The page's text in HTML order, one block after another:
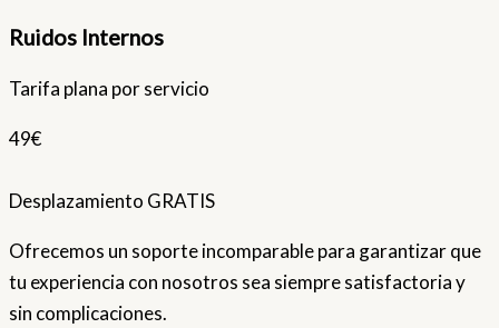
Ruidos Internos
Tarifa plana por servicio
49€
Desplazamiento GRATIS
Ofrecemos un soporte incomparable para garantizar que
tu experiencia con nosotros sea siempre satisfactoria y
sin complicaciones.